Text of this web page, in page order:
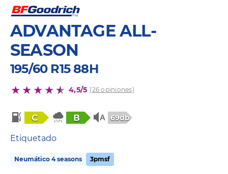
ADVANTAGE ALL-
SEASON
195/60 R15 88H
4,5/5 (26 opiniones)
C B 69db
Etiquetado
Neumático 4 seasons 3pmsf